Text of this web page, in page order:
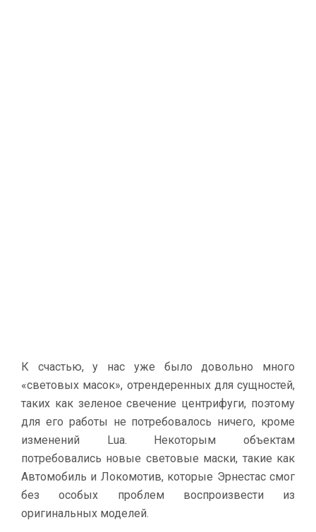
К счастью, у нас уже было довольно много
«световых масок», отрендеренных для сущностей,
таких как зеленое свечение центрифуги, поэтому
для его работы не потребовалось ничего, кроме
изменений Lua. Некоторым объектам
потребовались новые световые маски, такие как
Автомобиль и Локомотив, которые Эрнестас смог
без особых проблем воспроизвести из
оригинальных моделей.